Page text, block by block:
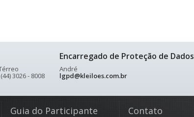
3026 - 8008
Encarregado de Proteção de Dados
André
lgpd@kleiloes.com.br
Guia do Participante Contato